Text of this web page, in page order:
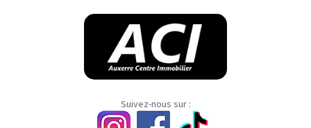
Suivez-nous sur :